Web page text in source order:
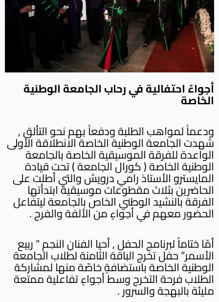
أجواءٌ احتفالية في رحاب الجامعة الوطنية
الخاصة
ودعماً لمواهب الطلبة ودفعاً بهم نحو التألق ,
شهدت الجامعة الوطنية الخاصة الانطلاقة الأولى
الواعدة للفرقة الموسيقية الخاصة بالجامعة
الوطنية الخاصة ( كورال الجامعة ) تحت قيادة
المايسترو الأستاذ رامي درويش والتي أطلت على
الحاضرين بثلاث مقطوعات موسيقية ابتدأتها
الفرقة بالنشيد الوطني الخاص بالجامعة ليتفاعل
الحضور معهم في أجواءٍ من الألفة والفرح .
أمّا ختاماً لبرنامج الحفل , أحيا الفنان النجم ” ربيع
الأسمر” حفل تخرج الباقة الثامنة لطلاب الجامعة
الوطنية الخاصة باستضافةٍ خاصّة منها لمشاركة
الطلاب فرحة التخرج وسط أجواءٍ تفاعلية ممتعة
مليئة بالبهجة والسرور .